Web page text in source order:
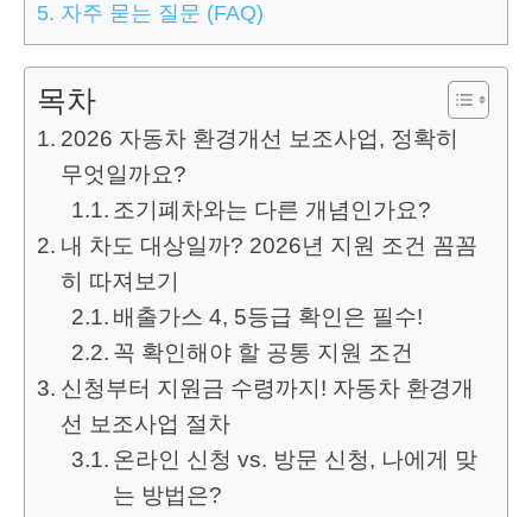
5. 자주 묻는 질문 (FAQ)
목차
2026 자동차 환경개선 보조사업, 정확히
무엇일까요?
조기폐차와는 다른 개념인가요?
내 차도 대상일까? 2026년 지원 조건 꼼꼼
히 따져보기
배출가스 4, 5등급 확인은 필수!
꼭 확인해야 할 공통 지원 조건
신청부터 지원금 수령까지! 자동차 환경개
선 보조사업 절차
온라인 신청 vs. 방문 신청, 나에게 맞
는 방법은?